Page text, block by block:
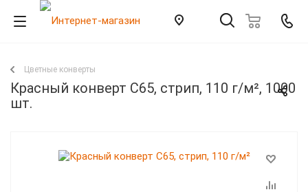
Цветные конверты
Красный конверт С65, стрип, 110 г/м², 1000
шт.